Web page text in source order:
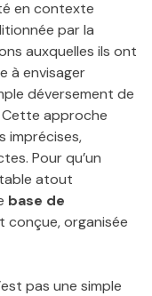
en contexte
par la
auxquelles ils ont
à envisager
déversement de
approche
imprécises,
Pour qu’un
atout
base de
conçue, organisée
pas une simple